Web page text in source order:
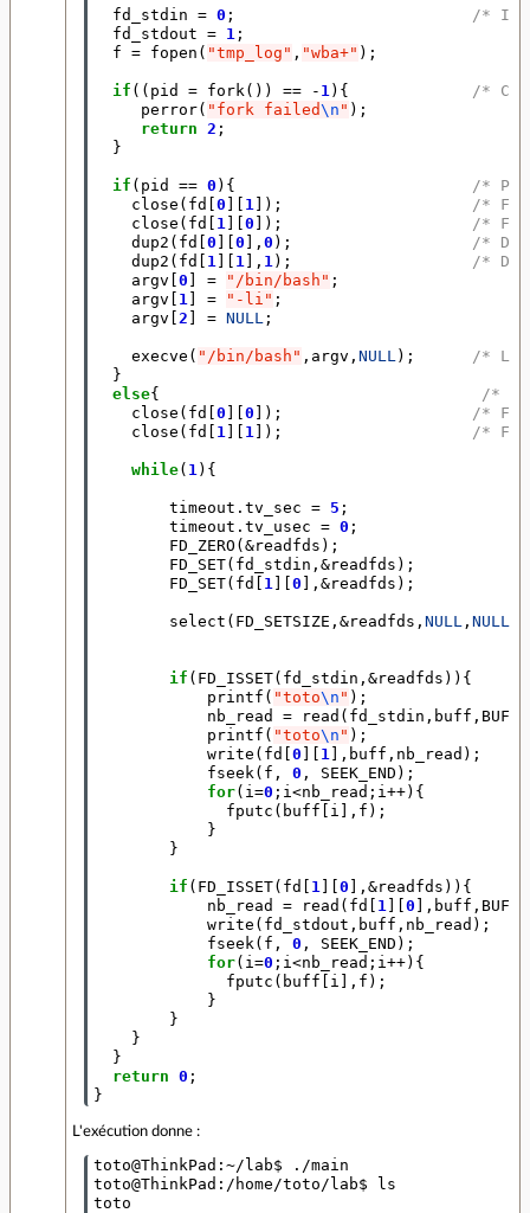
fd_stdin = 0 ;
/*
fd_stdout
= 1 ;
f
= fopen ( "tmp_log" , "wba+" );
if (( pid = fork ()) == - 1 ){
/*
perror( "fork failed\n " );
return
2 ;
}
if ( pid == 0 ){
/*
close ( fd [0 1 ]);
/*
close ( fd 1 ][0 ]);
/*
dup2 ( fd [0 ][0 ],0 );
/*
dup2 ( fd 1 1 ], 1 );
/*
argv [0 = "/bin/bash" ;
argv
1 = "-li" ;
argv
2 = NULL ;
execve ( "/bin/bash" , argv ,NULL );
/*
}
else{
/*
close ( fd [0 ][0 ]);
/*
close ( fd 1 1 ]); /*
while( 1 ){
timeout .tv_sec = 5 ;
timeout .tv_usec = 0 ;
FD_ZERO (&readfds );
FD_SET( fd_stdin ,&readfds );
FD_SET( fd 1 ][0 ],&readfds );
select ( FD_SETSIZE ,&readfds ,NULL ,NULL
if ( FD_ISSET( fd_stdin ,&readfds )){
printf ( "toto\n " );
nb_read
= read ( fd_stdin , buff ,
printf ( "toto\n " );
write ( fd [0 1 ], buff , nb_read );
fseek ( f , 0 , SEEK_END );
for( i=0 ; i<nb_read ; i++){
fputc ( buff i ], f );
}
}
if ( FD_ISSET( fd 1 ][0 ],&readfds )){
nb_read
= read ( fd 1 ][0 ], buff ,
write ( fd_stdout , buff , nb_read );
fseek ( f , 0 , SEEK_END );
for( i=0 ; i<nb_read ; i++){
fputc ( buff i ], f );
}
}
}
}
return
0 ;
}
L'exécution donne :
toto@ThinkPad:~/lab$ ./main
toto@ThinkPad:/home/toto/lab$ ls
toto